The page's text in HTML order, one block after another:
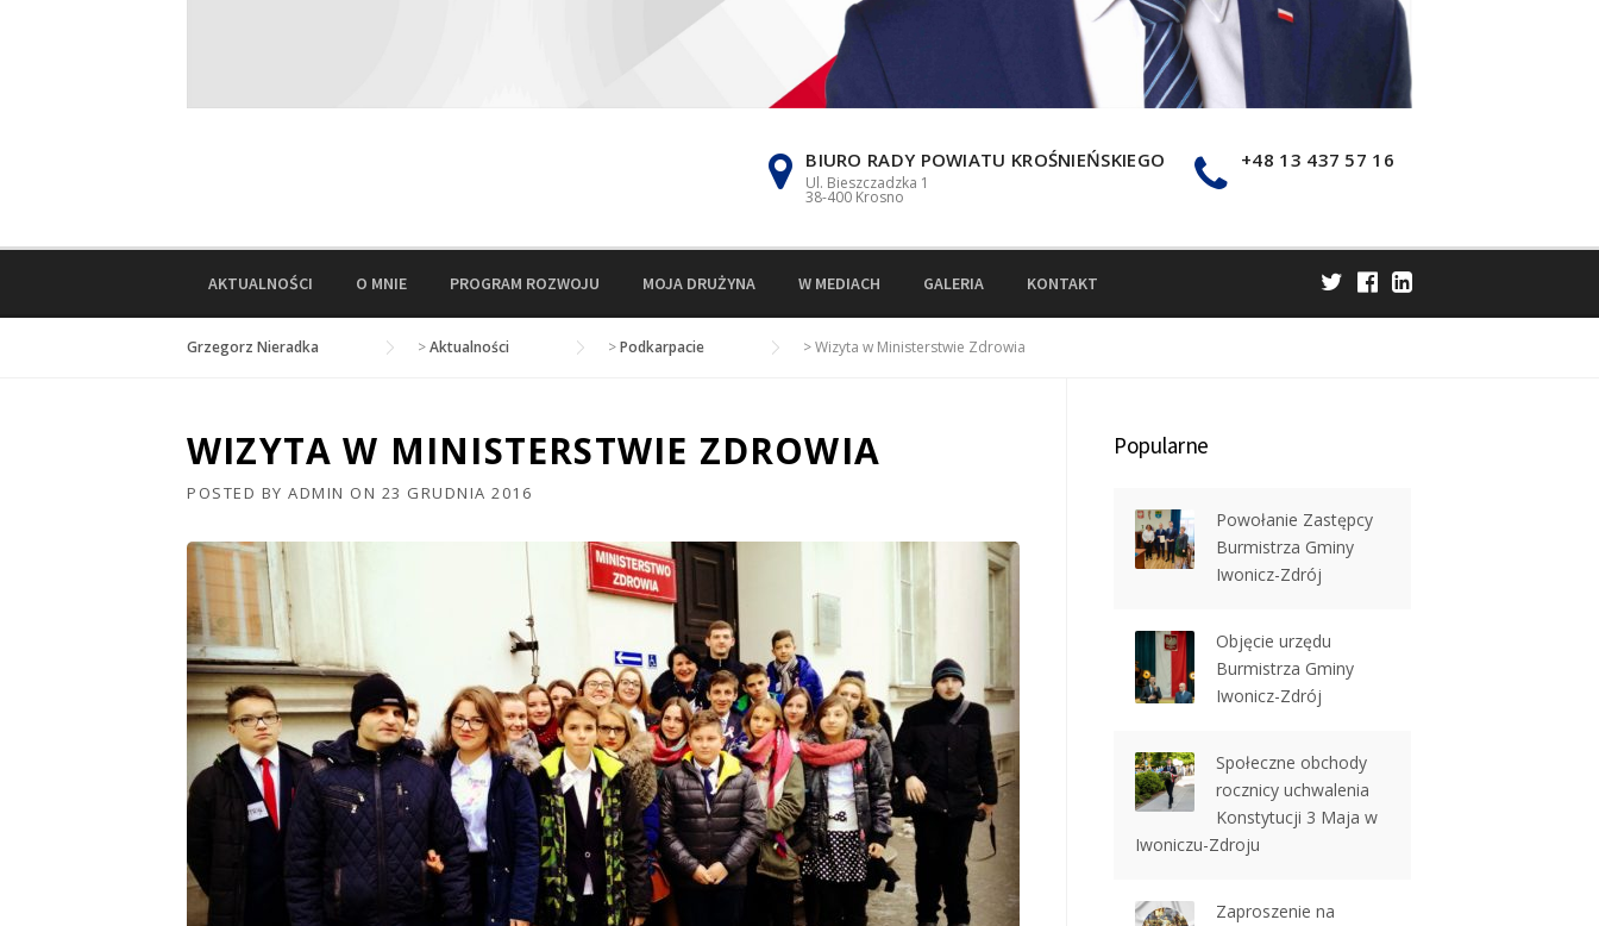
BIURO RADY POWIATU KROŚNIEŃSKIEGO
Ul. Bieszczadzka 1
38-400 Krosno
+48 13 437 57 16
AKTUALNOŚCI O MNIE PROGRAM ROZWOJU MOJA DRUŻYNA W MEDIACH GALERIA KONTAKT
Grzegorz Nieradka >Aktualności >Podkarpacie >Wizyta w Ministerstwie Zdrowia
WIZYTA W MINISTERSTWIE ZDROWIA
POSTED BY ADMIN ON 23 GRUDNIA 2016
Popularne
Powołanie Zastępcy
Burmistrza Gminy
Iwonicz-Zdrój
Objęcie urzędu
Burmistrza Gminy
Iwonicz-Zdrój
Społeczne obchody
rocznicy uchwalenia
Konstytucji 3 Maja w
Iwoniczu-Zdroju
Zaproszenie na